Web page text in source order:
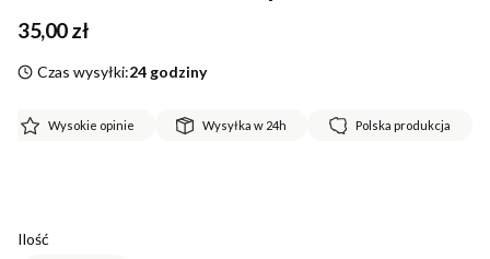
Cena
35,00 zł
Czas wysyłki:24 godziny
Wysokie opinie Wysyłka w 24h Polska produkcja
Ilość